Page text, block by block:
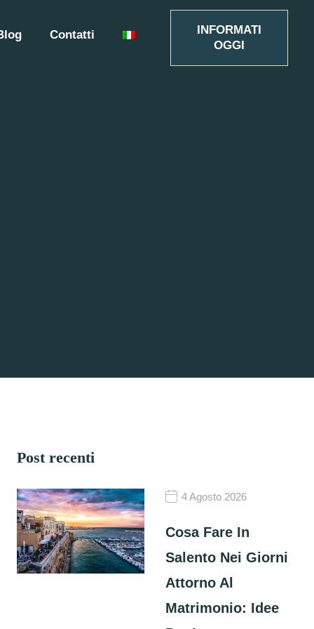
Contatti
INFORMATI
OGGI
Post recenti
4 Agosto 2026
Cosa Fare In
Salento Nei Giorni
Attorno Al
Matrimonio: Idee